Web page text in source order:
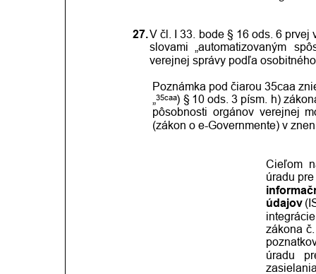
27.V čl. I 33. bode § 16 ods. 6 prvej
slovami „automatizovaným
verejnej správy podľa
Poznámka pod čiarou 35caa
„35caa) § 10 ods. 3 písm. h)
pôsobnosti orgánov verejnej
(zákon o e-Governmente) v
Cieľom
úradu pre
údajov
integrácie
zákona č.
úradu